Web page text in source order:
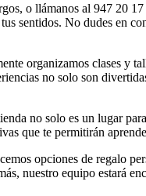
o llámanos al 947 20
sentidos. No dudes en
organizamos clases y
no solo son
no solo es un lugar
que te permitirán
opciones de regalo
nuestro equipo estará